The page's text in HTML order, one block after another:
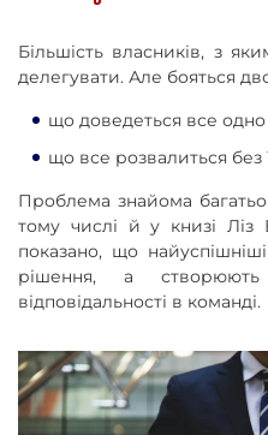
Більшість власників, з
делегувати. Але бояться
що доведеться все
що все розвалиться без
Проблема знайома
тому числі й у книзі
показано, що
рішення, а
відповідальності в команді.